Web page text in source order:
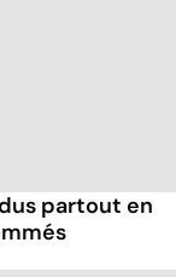
partout en